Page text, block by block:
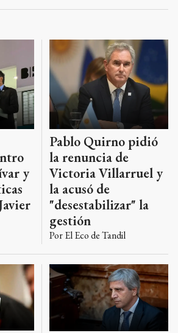
y
Pablo Quirno pidió
la renuncia de
Victoria Villarruel y
la acusó de
"desestabilizar" la
gestión
PorEl Eco de Tandil